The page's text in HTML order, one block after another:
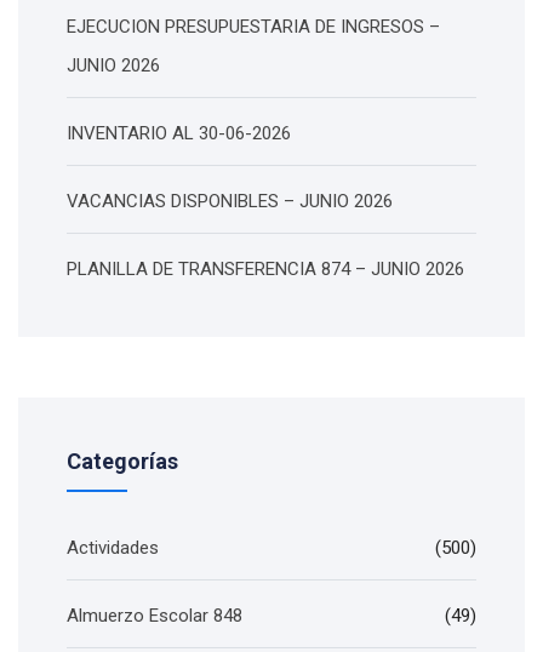
EJECUCION PRESUPUESTARIA DE INGRESOS –
JUNIO 2026
INVENTARIO AL 30-06-2026
VACANCIAS DISPONIBLES – JUNIO 2026
PLANILLA DE TRANSFERENCIA 874 – JUNIO 2026
Categorías
Actividades (500)
Almuerzo Escolar 848 (49)